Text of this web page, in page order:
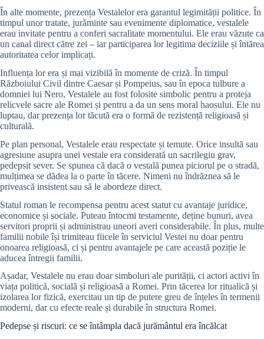
În alte momente, prezența Vestalelor era garantul legimității politice. În
timpul unor tratate, jurăminte sau evenimente diplomatice, vestalele
erau invitate pentru a conferi sacralitate momentului. Ele erau văzute ca
un canal direct către zei – iar participarea lor legitima deciziile și întărea
autoritatea celor implicați.
Influența lor era și mai vizibilă în momente de criză. În timpul
Războiului Civil dintre Caesar și Pompeius, sau în epoca tulbure a
domniei lui Nero, Vestalele au fost folosite simbolic pentru a proteja
relicvele sacre ale Romei și pentru a da un sens moral haosului. Ele nu
luptau, dar prezența lor tăcută era o formă de rezistență religioasă și
culturală.
Pe plan personal, Vestalele erau respectate și temute. Orice insultă sau
agresiune asupra unei vestale era considerată un sacrilegiu grav,
pedepsit sever. Se spunea că dacă o vestală punea piciorul pe o stradă,
mulțimea se dădea la o parte în tăcere. Nimeni nu îndrăznea să le
privească insistent sau să le abordeze direct.
Statul roman le recompensa pentru acest statut cu avantaje juridice,
economice și sociale. Puteau întocmi testamente, deține bunuri, avea
servitori proprii și administrau uneori averi considerabile. În plus, multe
familii nobile își trimiteau fiicele în serviciul Vestei nu doar pentru
onoarea religioasă, ci și pentru avantajele pe care această poziție le
aducea întregii familii.
Așadar, Vestalele nu erau doar simboluri ale purității, ci actori activi în
viața politică, socială și religioasă a Romei. Prin tăcerea lor ritualică și
izolarea lor fizică, exercitau un tip de putere greu de înțeles în termenii
moderni, dar cu efecte reale și durabile în structura Romei.
Pedepse și riscuri: ce se întâmpla dacă jurământul era încălcat